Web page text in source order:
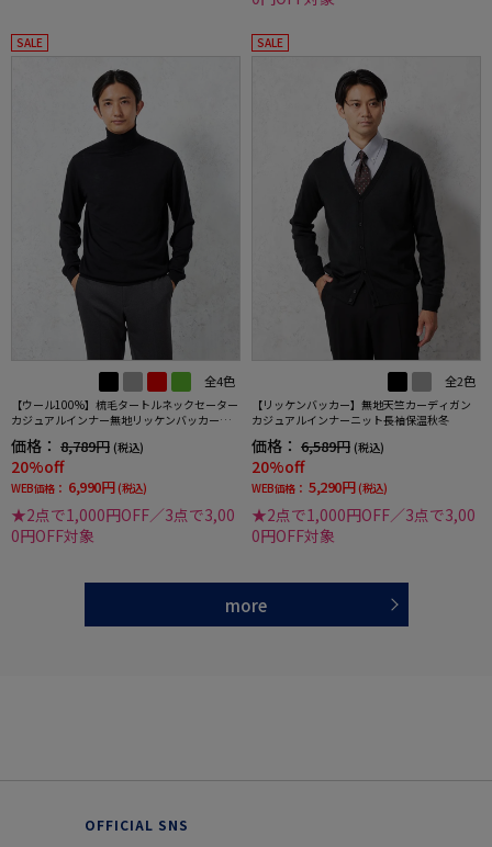
SALE
全4色
【ウール100%】梳毛タートルネックセーター
カジュアルインナー無地リッケンバッカーブ
価格： 8,789円 (税込)
20%off
WEB価格： 6,990円 (税込)
★2点で1,000円OFF／3点で3,00
0円OFF対象
SALE
全2色
【リッケンバッカー】無地天竺カーディガン
カジュアルインナーニット長袖保温秋冬
価格： 6,589円 (税込)
20%off
WEB価格： 5,290円 (税込)
★2点で1,000円OFF／3点で3,00
0円OFF対象
more
OFFICIAL SNS